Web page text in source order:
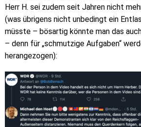
Herr H. sei zudem seit Jahren nicht
(was übrigens nicht unbedingt ein
müsste – bösartig könnte man das
– denn für „schmutzige Aufgaben“
herangezogen):